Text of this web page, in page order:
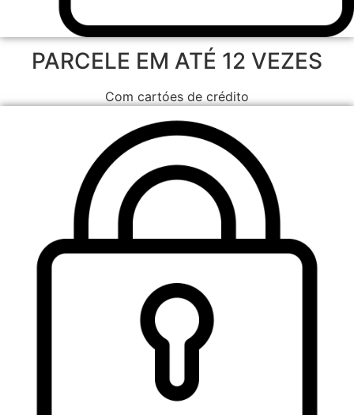
PARCELE EM ATÉ 12 VEZES
Com cartóes de crédito